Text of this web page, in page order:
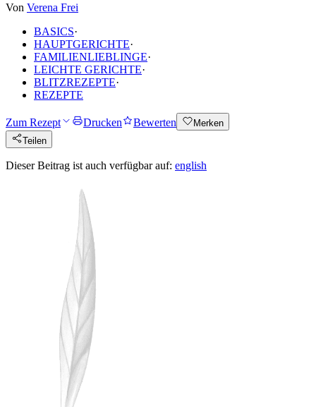
Von Verena Frei
BASICS·
HAUPTGERICHTE·
FAMILIENLIEBLINGE·
LEICHTE GERICHTE·
BLITZREZEPTE·
REZEPTE
Zum Rezept Drucken Bewerten
Merken
Teilen
Dieser Beitrag ist auch verfügbar auf: english